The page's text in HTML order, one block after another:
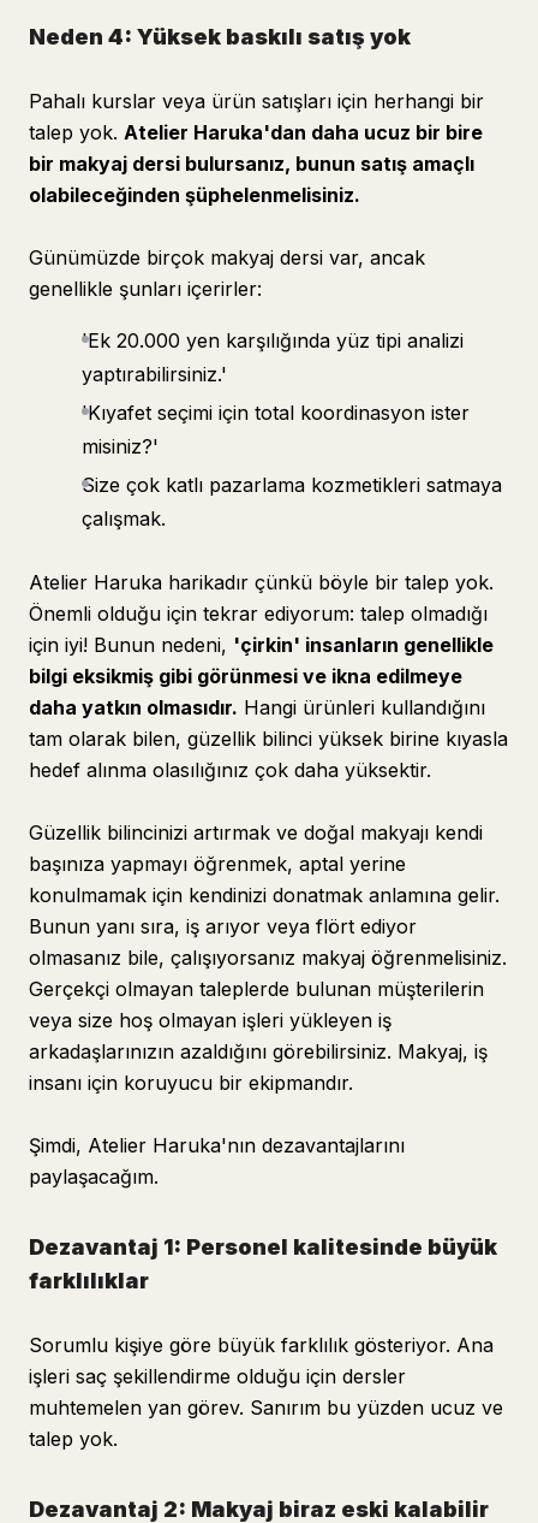
Neden 4: Yüksek baskılı satış yok
Pahalı kurslar veya ürün satışları için herhangi bir
talep yok. Atelier Haruka'dan daha ucuz bir bire
bir makyaj dersi bulursanız, bunun satış amaçlı
olabileceğinden şüphelenmelisiniz.
Günümüzde birçok makyaj dersi var, ancak
genellikle şunları içerirler:
'Ek 20.000 yen karşılığında yüz tipi analizi
yaptırabilirsiniz.'
'Kıyafet seçimi için total koordinasyon ister
misiniz?'
Size çok katlı pazarlama kozmetikleri satmaya
çalışmak.
Atelier Haruka harikadır çünkü böyle bir talep yok.
Önemli olduğu için tekrar ediyorum: talep olmadığı
için iyi! Bunun nedeni, 'çirkin' insanların genellikle
bilgi eksikmiş gibi görünmesi ve ikna edilmeye
daha yatkın olmasıdır. Hangi ürünleri kullandığını
tam olarak bilen, güzellik bilinci yüksek birine kıyasla
hedef alınma olasılığınız çok daha yüksektir.
Güzellik bilincinizi artırmak ve doğal makyajı kendi
başınıza yapmayı öğrenmek, aptal yerine
konulmamak için kendinizi donatmak anlamına gelir.
Bunun yanı sıra, iş arıyor veya flört ediyor
olmasanız bile, çalışıyorsanız makyaj öğrenmelisiniz.
Gerçekçi olmayan taleplerde bulunan müşterilerin
veya size hoş olmayan işleri yükleyen iş
arkadaşlarınızın azaldığını görebilirsiniz. Makyaj, iş
insanı için koruyucu bir ekipmandır.
Şimdi, Atelier Haruka'nın dezavantajlarını
paylaşacağım.
Dezavantaj 1: Personel kalitesinde büyük
farklılıklar
Sorumlu kişiye göre büyük farklılık gösteriyor. Ana
işleri saç şekillendirme olduğu için dersler
muhtemelen yan görev. Sanırım bu yüzden ucuz ve
talep yok.
Dezavantaj 2: Makyaj biraz eski kalabilir